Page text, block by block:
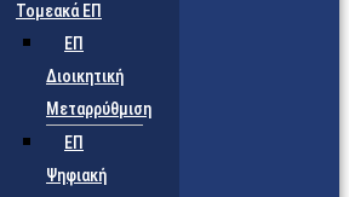
Τομεακά ΕΠ
ΕΠ
Διοικητική
Μεταρρύθμιση
ΕΠ
Ψηφιακή